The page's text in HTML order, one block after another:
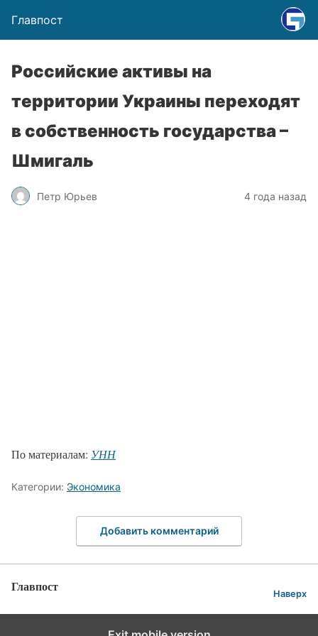
Главпост
Российские активы на
территории Украины переходят
в собственность государства –
Шмигаль
Петр Юрьев 4 года назад
По материалам: УНН
Категории: Экономика
Добавить комментарий
Главпост Наверх